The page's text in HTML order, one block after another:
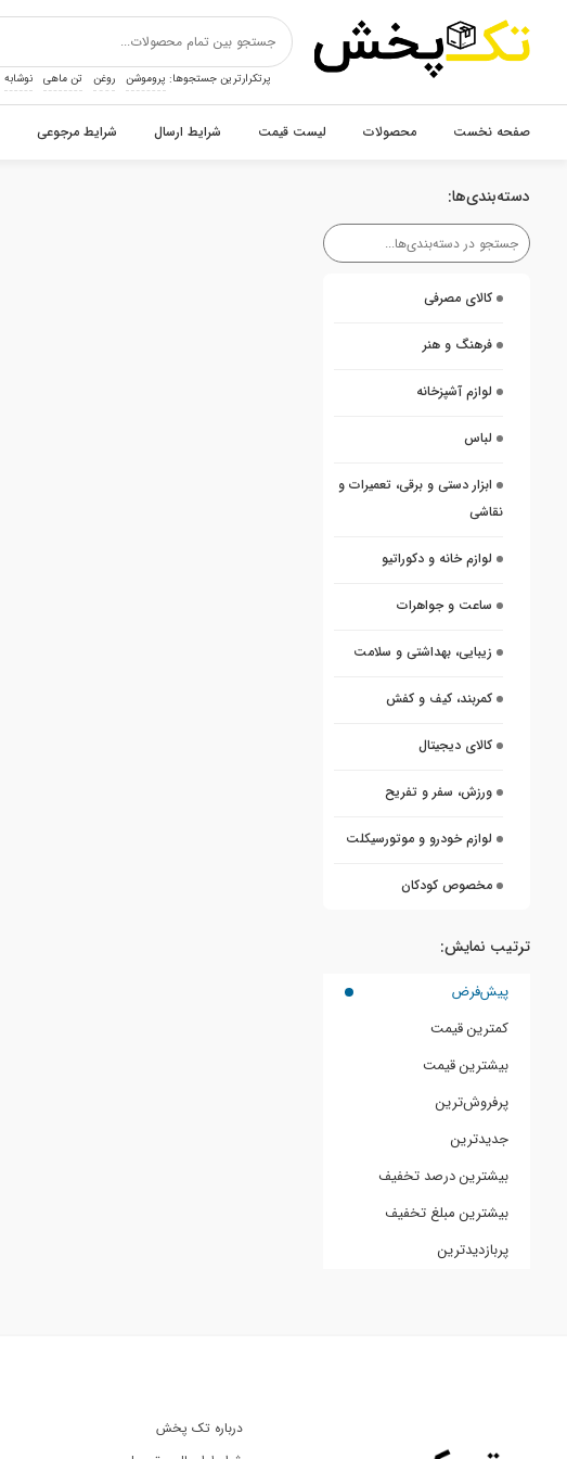
پرتکرارترین جستجوها: پروموشن روغن تن ماهی نوشابه
صفحه نخست محصولات لیست قیمت شرایط ارسال شرایط مرجوعی
دسته‌بندی‌ها:
کالای مصرفی
فرهنگ و هنر
لوازم آشپزخانه
لباس
ابزار دستی و برقی، تعمیرات و
نقاشی
لوازم خانه و دکوراتیو
ساعت و جواهرات
زیبایی، بهداشتی و سلامت
کمربند، کیف و کفش
کالای دیجیتال
ورزش، سفر و تفریح
لوازم خودرو و موتورسیکلت
مخصوص کودکان
ترتیب نمایش:
پیش‌فرض
کمترین قیمت
بیشترین قیمت
پرفروش‌ترین
جدیدترین
بیشترین درصد تخفیف
بیشترین مبلغ تخفیف
پربازدیدترین
درباره تک پخش